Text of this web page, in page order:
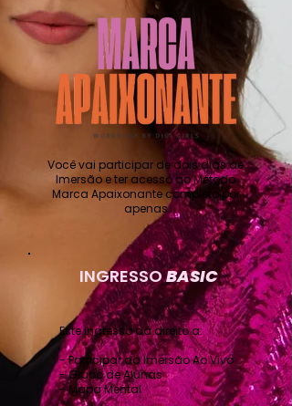
Você vai participar de dois dias de
Imersão e ter acesso ao Método
Marca Apaixonante completo por
apenas
INGRESSOBASIC
Este ingresso dá direito a:
- Participar da Imersão Ao Vivo
- Grupo de Alunas
​- Mapa Mental